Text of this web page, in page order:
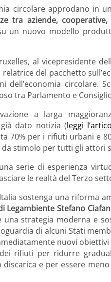
circolare approdano in un
tra aziende,
un nuovo modello
al vicepresidente
relatrice del pacchetto
dell’economia circolare.
tra Parlamento e
a larga
dato notizia (leggi
70% per i rifiuti urbani e
stimolo per tutti gli attori
serie di esperienza
le realtà del Terzo
sostenga una riforma
Legambiente Stefano
strategia moderna e
di alcuni Stati
nuovi
rifiuti per ridurre
e per essere